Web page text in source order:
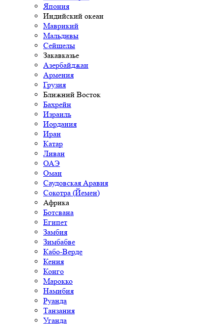
Япония
Индийский океан
Маврикий
Мальдивы
Сейшелы
Закавказье
Азербайджан
Армения
Грузия
Ближний Восток
Бахрейн
Израиль
Иордания
Иран
Катар
Ливан
ОАЭ
Оман
Саудовская Аравия
Сокотра (Йемен)
Африка
Ботсвана
Египет
Замбия
Зимбабве
Кабо-Верде
Кения
Конго
Марокко
Намибия
Руанда
Танзания
Уганда